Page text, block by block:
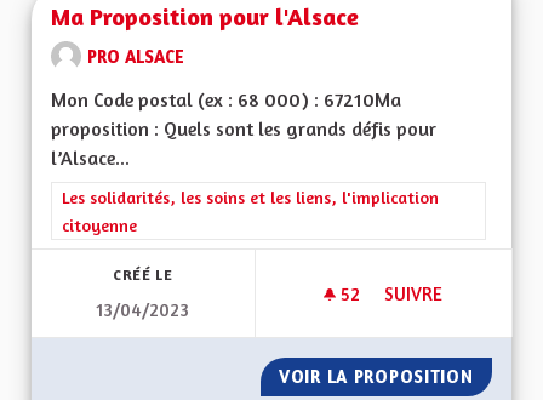
Ma Proposition pour l'Alsace
PRO ALSACE
Mon Code postal (ex : 68 000) : 67210Ma
proposition : Quels sont les grands défis pour
l’Alsace...
Filtrer les résultats de la catégorie : Les solidarités, les soins
Les solidarités, les soins et les liens, l'implication
citoyenne
CRÉÉ LE
13/04/2023
52 52 ABONNÉS
SUIVRE
VOIR LA PROPOSITION MA